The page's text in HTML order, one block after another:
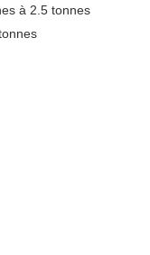
à 2.5 tonnes